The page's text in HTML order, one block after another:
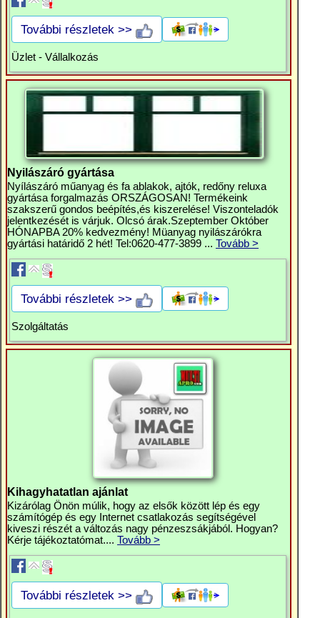
További részletek >>
Üzlet - Vállalkozás
Nyilászáró gyártása
Nyílászáró műanyag és fa ablakok, ajtók, redőny reluxa
gyártása forgalmazás ORSZÁGOSAN! Termékeink
szakszerű gondos beépítés,és kiszerelése! Viszonteladók
jelentkezését is várjuk. Olcsó árak.Szeptember Október
HÓNAPBA 20% kedvezmény! Müanyag nyilászárókra
gyártási határidő 2 hét! Tel:0620-477-3899 ... Tovább >
További részletek >>
Szolgáltatás
Kihagyhatatlan ajánlat
Kizárólag Önön múlik, hogy az elsők között lép és egy
számítógép és egy Internet csatlakozás segítségével
kiveszi részét a változás nagy pénzeszsákjából. Hogyan?
Kérje tájékoztatómat.... Tovább >
További részletek >>